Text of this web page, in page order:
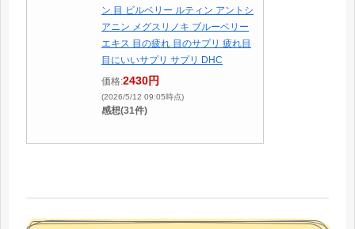
ン 目 ビルベリー ルティン アントシ
アニン メグスリノキ ブルーベリー
エキス 目の疲れ 目のサプリ 疲れ目
目にいいサプリ サプリ DHC
価格:2430円
(2026/5/12 09:05時点)
感想(31件)